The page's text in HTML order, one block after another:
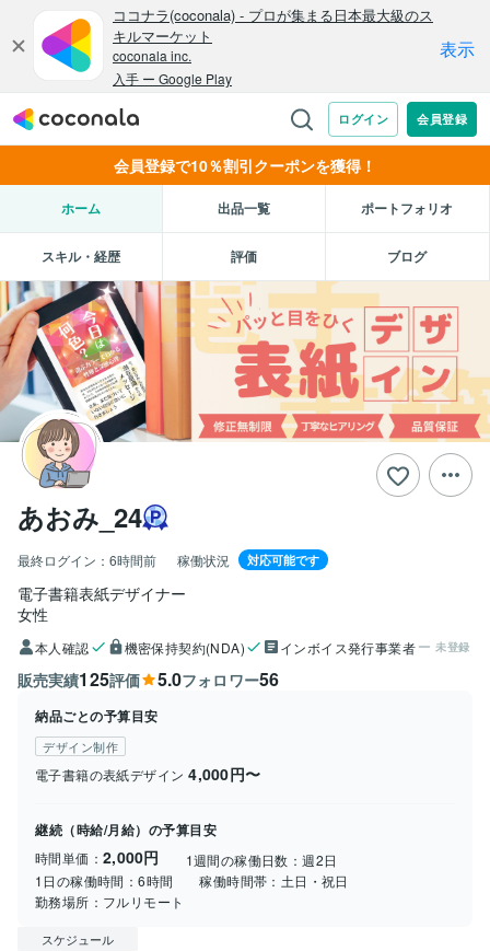
会員登録で10％割引クーポンを獲得！
ホーム 出品一覧 ポートフォリオ
スキル・経歴 評価 ブログ
あおみ_24
最終ログイン： 6時間前 稼働状況 対応可能です
電子書籍表紙デザイナー
女性
本人確認 機密保持契約(NDA) インボイス発行事業者 未登録
販売実績125評価 5.0フォロワー56
納品ごとの予算目安
デザイン制作
電子書籍の表紙デザイン 4,000円〜
継続（時給/月給）の予算目安
時間単価： 2,000円 1週間の稼働日数：週2日
1日の稼働時間：6時間 稼働時間帯： 土日・祝日
勤務場所： フルリモート
スケジュール